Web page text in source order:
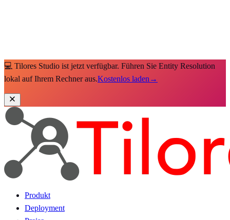
💻 Tilores Studio ist jetzt verfügbar. Führen Sie Entity Resolution
lokal auf Ihrem Rechner aus.Kostenlos laden →
Produkt
Deployment